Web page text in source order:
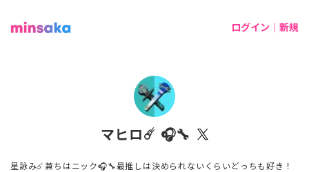
ログイン｜新規
マヒロ☄️ 🎧🔧
星詠み☄️兼ちはニック🎧🔧最推しは決められないくらいどっちも好き！